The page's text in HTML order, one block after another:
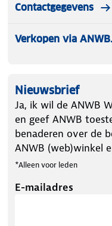
Contactgegevens
Verkopen via
Nieuwsbrief
Ja, ik wil de ANWB
en geef ANWB
benaderen over de
ANWB (web)winkel
*Alleen voor leden
E-mailadres